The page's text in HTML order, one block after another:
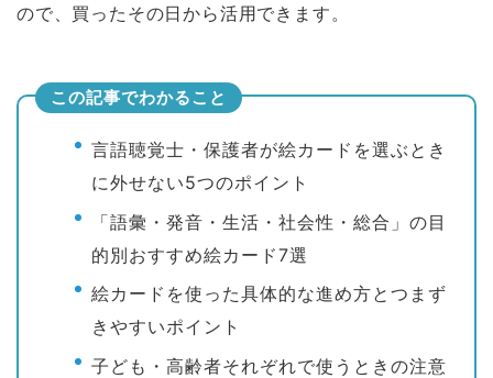
ので、買ったその日から活用できます。
この記事でわかること
言語聴覚士・保護者が絵カードを選ぶとき
に外せない5つのポイント
「語彙・発音・生活・社会性・総合」の目
的別おすすめ絵カード7選
絵カードを使った具体的な進め方とつまず
きやすいポイント
子ども・高齢者それぞれで使うときの注意